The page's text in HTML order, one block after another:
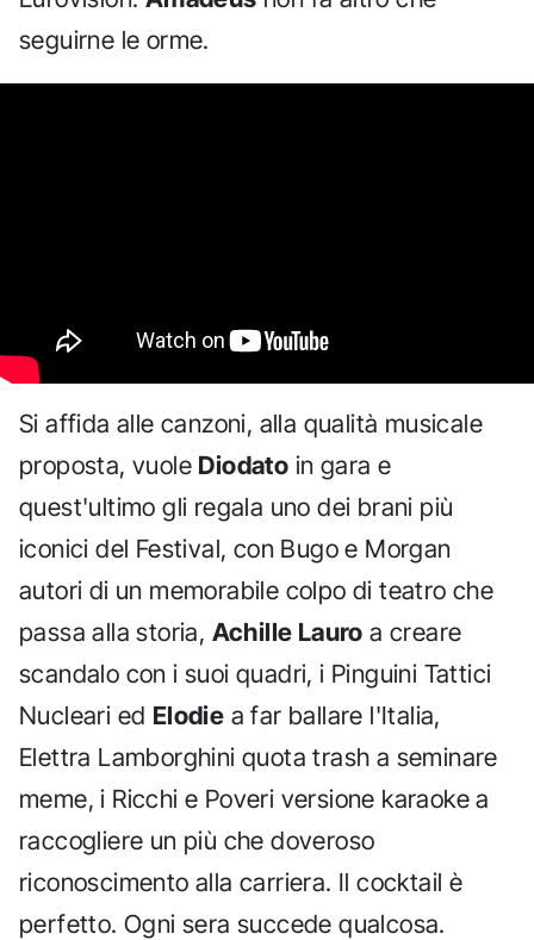
seguirne le orme.
Si affida alle canzoni, alla qualità musicale
proposta, vuole Diodato in gara e
quest'ultimo gli regala uno dei brani più
iconici del Festival, con Bugo e Morgan
autori di un memorabile colpo di teatro che
passa alla storia, Achille Lauro a creare
scandalo con i suoi quadri, i Pinguini Tattici
Nucleari ed Elodie a far ballare l'Italia,
Elettra Lamborghini quota trash a seminare
meme, i Ricchi e Poveri versione karaoke a
raccogliere un più che doveroso
riconoscimento alla carriera. Il cocktail è
perfetto. Ogni sera succede qualcosa.